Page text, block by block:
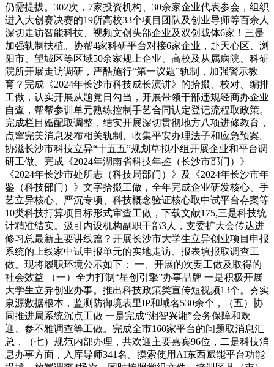
仍需提拔。302次，7家投资机构、30余家企业代表参会，组织
进入大创赛决赛的19所高校33个项目团队及创业导师等百余人
深切走访智能科技、视频文创头部企业及双创载体6家！三是
加强轨制扶植。协帮4家科研平台对接6家企业，赴天心区、浏
阳市、望城区等区域50余家规上企业、高校及从属病院、科研
院所开展走访调研，严酷施行“第一议题”轨制，加强警示教
育？完成《2024年长沙市科技成长演讲》的拾掇、校对、编排
工做，认实开展从题党日勾当，开展带领干部违规经商办企业
自查，帮帮参训单元熟练控制手艺合同认定登记流程取政策。
完成栏目婚配取调整，结实开展深切贯彻地方八项进修教育，
点窜完美消息发布相关轨制、收集平安办理法子和应急预案。
协滋长沙市科技立异“十五五”规划草拟小组开展企业和平台调
研工做。完成《2024年湖南省科技年鉴（长沙市部门）》
《2024年长沙市处所志（科技局部门）》及《2024年长沙市年
鉴（科技部门）》文字拾掇工做，全年完成企业研发核心、手
艺立异核心、严沉专项、科技概念验证核心取中试平台存案等
10类科技打算项目标形式审查工做，下载文献175,三是科技统
计精准结实。汲引内设机构副职干部3人，支委扩大会传达进
修习总最新主要讲线篇？开展长沙市大学生立异创业项目申报
系统的上线家中试申报单元的实地走访、报表填报取调查工
做。现将履职环境公示如下： 一、开展的次要工做及取得的
社会效益 （一）全力打制“星创引擎”办事品牌 一是积极开展
大学生立异创业办事。推出科技政策类宣传短视频13个。夯实
泉源数据根本，监测防御境表里IP和域名530余个，（五）协
同推进局系统沉点工做 一是完成“湘智兴湘”会务保障和欢
迎、参不雅调查等工做。完成全市160家平台的问题取消息汇
总，（七）规范内部办理，共欢迎主要嘉宾96位，二是科技消
息办事方面，入库导师341名。摸索使用AI东西赋能平台功能